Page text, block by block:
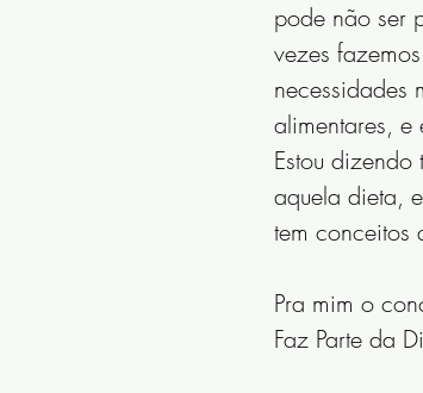
pode não ser
vezes
necessidades
alimentares, e
Estou
aquela dieta,
tem conceitos
Pra mim o
Faz Parte da